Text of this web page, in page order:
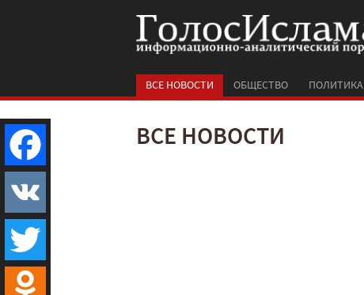
ВСЕ НОВОСТИ ОБЩЕСТВО ПОЛИТИКА
ВСЕ НОВОСТИ
Facebook
VK
Twitter